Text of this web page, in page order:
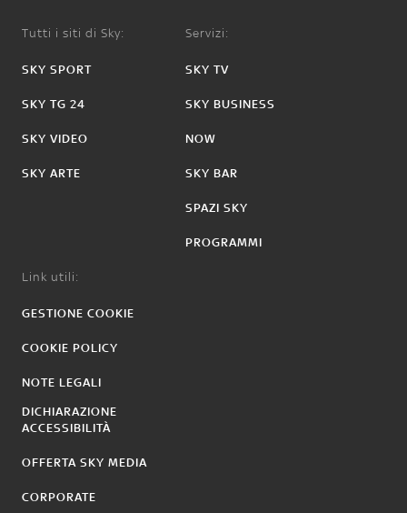
Tutti i siti di Sky:
SKY SPORT
SKY TG 24
SKY VIDEO
SKY ARTE
Servizi:
SKY TV
SKY BUSINESS
NOW
SKY BAR
SPAZI SKY
PROGRAMMI
Link utili:
GESTIONE COOKIE
COOKIE POLICY
NOTE LEGALI
DICHIARAZIONE
ACCESSIBILITÀ
OFFERTA SKY MEDIA
CORPORATE